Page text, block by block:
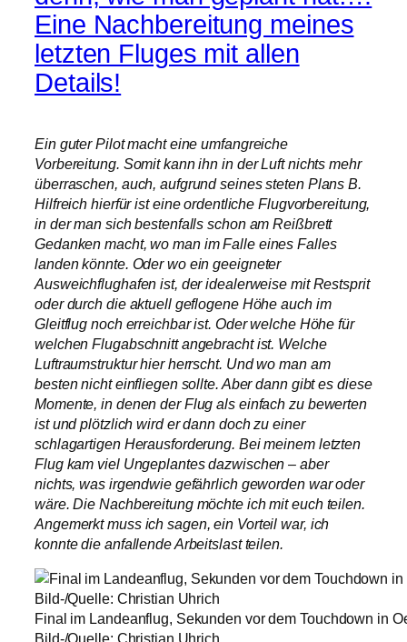
Eine Nachbereitung meines
letzten Fluges mit allen
Details!
Ein guter Pilot macht eine umfangreiche
Vorbereitung. Somit kann ihn in der Luft nichts mehr
überraschen, auch, aufgrund seines steten Plans B.
Hilfreich hierfür ist eine ordentliche Flugvorbereitung,
in der man sich bestenfalls schon am Reißbrett
Gedanken macht, wo man im Falle eines Falles
landen könnte. Oder wo ein geeigneter
Ausweichflughafen ist, der idealerweise mit Restsprit
oder durch die aktuell geflogene Höhe auch im
Gleitflug noch erreichbar ist. Oder welche Höhe für
welchen Flugabschnitt angebracht ist. Welche
Luftraumstruktur hier herrscht. Und wo man am
besten nicht einfliegen sollte. Aber dann gibt es diese
Momente, in denen der Flug als einfach zu bewerten
ist und plötzlich wird er dann doch zu einer
schlagartigen Herausforderung. Bei meinem letzten
Flug kam viel Ungeplantes dazwischen – aber
nichts, was irgendwie gefährlich geworden war oder
wäre. Die Nachbereitung möchte ich mit euch teilen.
Angemerkt muss ich sagen, ein Vorteil war, ich
konnte die anfallende Arbeitslast teilen.
Final im Landeanflug, Sekunden vor dem Touchdown in
Bild-/Quelle: Christian Uhrich